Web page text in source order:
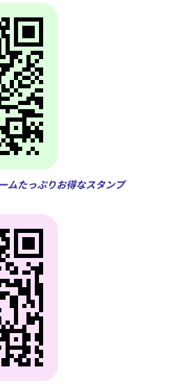
ムたっぷりお得なスタンプ